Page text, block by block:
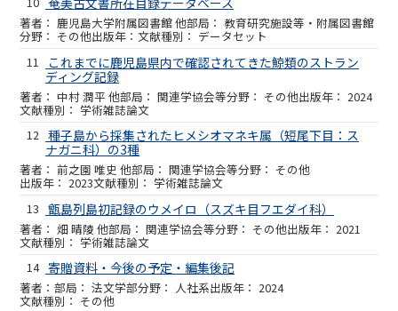
鹿児島大学附属図書館 他 教育研究施設等・附属図書館
その他
データセット
11
これまでに鹿児島県内で確認されてきた鯨類のストラン
ディング記録
中村 潤平 他 関連学協会等 その他 2024
学術雑誌論文
12 種子島から採集されたヒメシオマネキ属（短尾下目：ス
ナガニ科）の3種
前之園 唯史 他 関連学協会等 その他
2023
学術雑誌論文
13 甑島列島初記録のウメイロ（スズキ目フエダイ科）
畑 晴陵 他 関連学協会等 その他 2021
学術雑誌論文
14 寄贈資料・今後の予定・編集後記
法文学部 人社系 2024
その他